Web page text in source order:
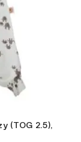
(TOG 2.5),